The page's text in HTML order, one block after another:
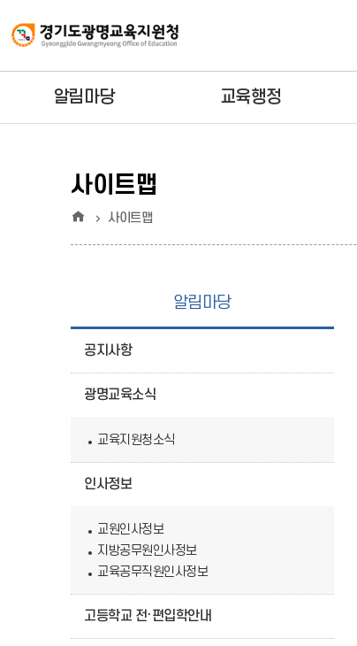
알림마당 교육행정
사이트맵
홈 사이트맵
알림마당
공지사항
광명교육소식
교육지원청소식
인사정보
교원인사정보
지방공무원인사정보
교육공무직원인사정보
고등학교 전·편입학안내